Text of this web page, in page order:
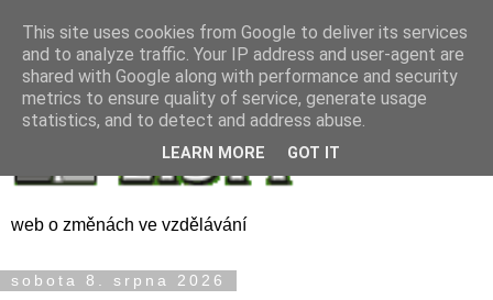
web o změnách ve vzdělávání
sobota 8. srpna 2026
This site uses cookies from Google to deliver its services
and to analyze traffic. Your IP address and user-agent are
shared with Google along with performance and security
metrics to ensure quality of service, generate usage
statistics, and to detect and address abuse.
LEARN MORE GOT IT